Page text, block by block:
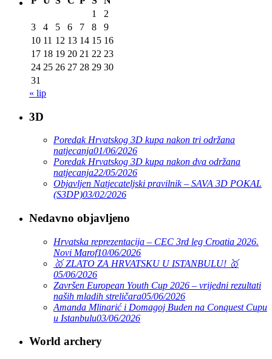
1
2
3
4 5 6 7 8
9
10 11 12 13 14 15 16
17 18 19 20 21 22 23
24 25 26 27 28 29 30
31
« lip
3D
Poredak Hrvatskog 3D kupa nakon tri održana
natjecanja01/06/2026
Poredak Hrvatskog 3D kupa nakon dva održana
natjecanja22/05/2026
Objavljen Natjecateljski pravilnik – SAVA 3D POKAL
(S3DP)03/02/2026
Nedavno objavljeno
Hrvatska reprezentacija – CEC 3rd leg Croatia 2026.
Novi Marof10/06/2026
🥇 ZLATO ZA HRVATSKU U ISTANBULU! 🥇
05/06/2026
Završen European Youth Cup 2026 – vrijedni rezultati
naših mladih streličara05/06/2026
Amanda Mlinarić i Domagoj Buden na Conquest Cupu
u Istanbulu03/06/2026
World archery